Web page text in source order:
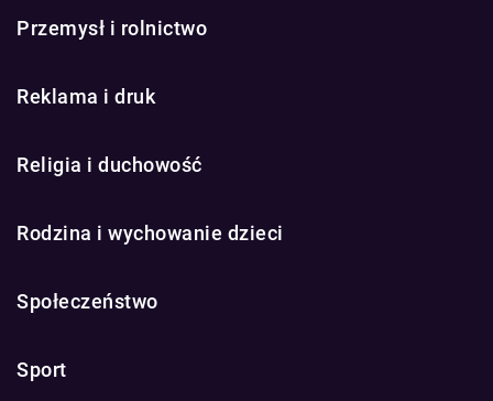
Przemysł i rolnictwo
Reklama i druk
Religia i duchowość
Rodzina i wychowanie dzieci
Społeczeństwo
Sport